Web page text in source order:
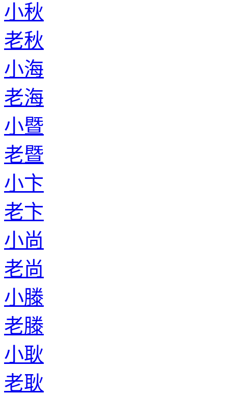
小秋
老秋
小海
老海
小暨
老暨
小卞
老卞
小尚
老尚
小滕
老滕
小耿
老耿